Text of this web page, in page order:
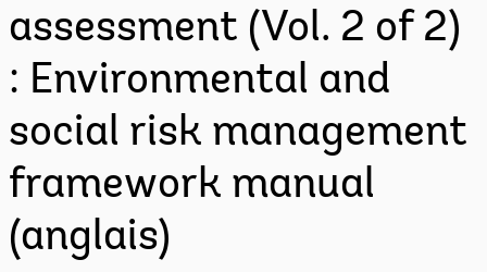
assessment (Vol. 2 of 2)
: Environmental and
social risk management
framework manual
(anglais)